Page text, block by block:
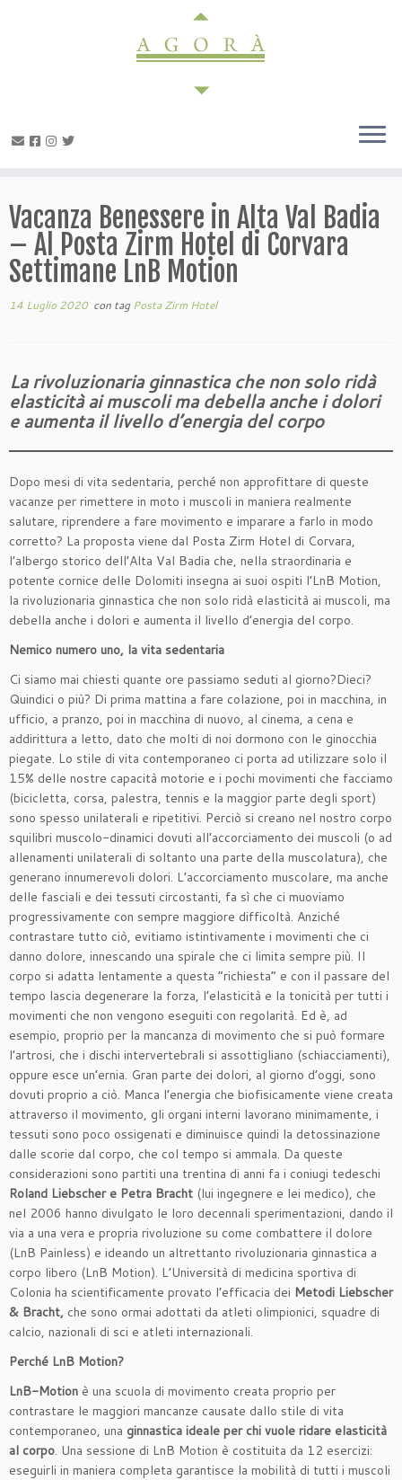
Vacanza Benessere in Alta Val Badia
– Al Posta Zirm Hotel di Corvara
Settimane LnB Motion
14 Luglio 2020con tagPosta Zirm Hotel
La rivoluzionaria ginnastica che non solo ridà
elasticità ai muscoli ma debella anche i dolori
e aumenta il livello d’energia del corpo
Dopo mesi di vita sedentaria, perché non approfittare di queste
vacanze per rimettere in moto i muscoli in maniera realmente
salutare, riprendere a fare movimento e imparare a farlo in modo
corretto? La proposta viene dal Posta Zirm Hotel di Corvara,
l’albergo storico dell’Alta Val Badia che, nella straordinaria e
potente cornice delle Dolomiti insegna ai suoi ospiti l’LnB Motion,
la rivoluzionaria ginnastica che non solo ridà elasticità ai muscoli, ma
debella anche i dolori e aumenta il livello d’energia del corpo.
Nemico numero uno, la vita sedentaria
Ci siamo mai chiesti quante ore passiamo seduti al giorno?Dieci?
Quindici o più? Di prima mattina a fare colazione, poi in macchina, in
ufficio, a pranzo, poi in macchina di nuovo, al cinema, a cena e
addirittura a letto, dato che molti di noi dormono con le ginocchia
piegate. Lo stile di vita contemporaneo ci porta ad utilizzare solo il
15% delle nostre capacità motorie e i pochi movimenti che facciamo
(bicicletta, corsa, palestra, tennis e la maggior parte degli sport)
sono spesso unilaterali e ripetitivi. Perciò si creano nel nostro corpo
squilibri muscolo-dinamici dovuti all’accorciamento dei muscoli (o ad
allenamenti unilaterali di soltanto una parte della muscolatura), che
generano innumerevoli dolori. L’accorciamento muscolare, ma anche
delle fasciali e dei tessuti circostanti, fa sì che ci muoviamo
progressivamente con sempre maggiore difficoltà. Anziché
contrastare tutto ciò, evitiamo istintivamente i movimenti che ci
danno dolore, innescando una spirale che ci limita sempre più. Il
corpo si adatta lentamente a questa “richiesta” e con il passare del
tempo lascia degenerare la forza, l’elasticità e la tonicità per tutti i
movimenti che non vengono eseguiti con regolarità. Ed è, ad
esempio, proprio per la mancanza di movimento che si può formare
l’artrosi, che i dischi intervertebrali si assottigliano (schiacciamenti),
oppure esce un’ernia. Gran parte dei dolori, al giorno d’oggi, sono
dovuti proprio a ciò. Manca l’energia che biofisicamente viene creata
attraverso il movimento, gli organi interni lavorano minimamente, i
tessuti sono poco ossigenati e diminuisce quindi la detossinazione
dalle scorie dal corpo, che col tempo si ammala. Da queste
considerazioni sono partiti una trentina di anni fa i coniugi tedeschi
Roland Liebscher e Petra Bracht (lui ingegnere e lei medico), che
nel 2006 hanno divulgato le loro decennali sperimentazioni, dando il
via a una vera e propria rivoluzione su come combattere il dolore
(LnB Painless) e ideando un altrettanto rivoluzionaria ginnastica a
corpo libero (LnB Motion). L’Università di medicina sportiva di
Colonia ha scientificamente provato l’efficacia dei Metodi Liebscher
& Bracht, che sono ormai adottati da atleti olimpionici, squadre di
calcio, nazionali di sci e atleti internazionali.
Perché LnB Motion?
LnB-Motion è una scuola di movimento creata proprio per
contrastare le maggiori mancanze causate dallo stile di vita
contemporaneo, una ginnastica ideale per chi vuole ridare elasticità
al corpo. Una sessione di LnB Motion è costituita da 12 esercizi:
eseguirli in maniera completa garantisce la mobilità di tutti i muscoli